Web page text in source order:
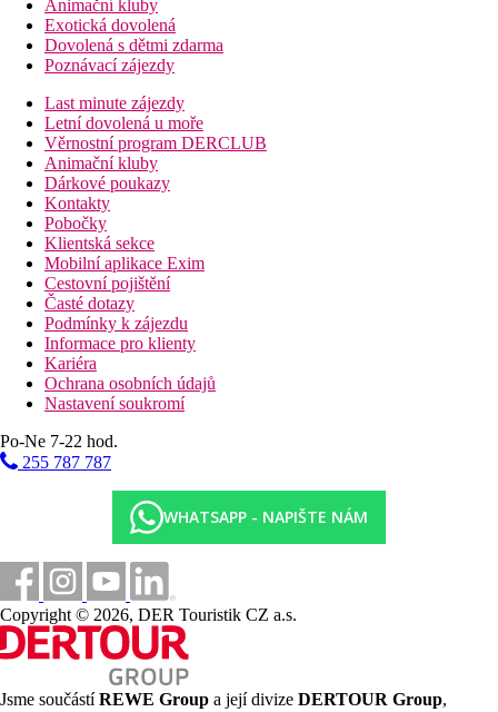
Animační kluby
Exotická dovolená
Dovolená s dětmi zdarma
Poznávací zájezdy
Last minute zájezdy
Letní dovolená u moře
Věrnostní program DERCLUB
Animační kluby
Dárkové poukazy
Kontakty
Pobočky
Klientská sekce
Mobilní aplikace Exim
Cestovní pojištění
Časté dotazy
Podmínky k zájezdu
Informace pro klienty
Kariéra
Ochrana osobních údajů
Nastavení soukromí
Po-Ne 7-22 hod.
255 787 787
WHATSAPP - NAPIŠTE NÁM
Copyright © 2026, DER Touristik CZ a.s.
Jsme součástíREWE Group a její divize DERTOUR Group,